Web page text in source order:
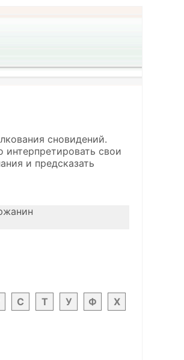
сновидений.
интерпретировать свои
и предсказать
С Т У Ф Х